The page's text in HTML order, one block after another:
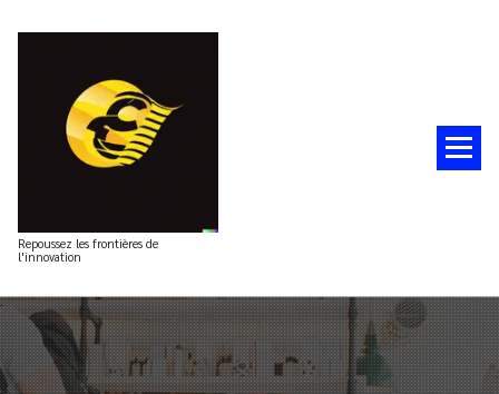
Repoussez les frontières de
l'innovation